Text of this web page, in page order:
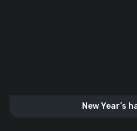
New Year’s